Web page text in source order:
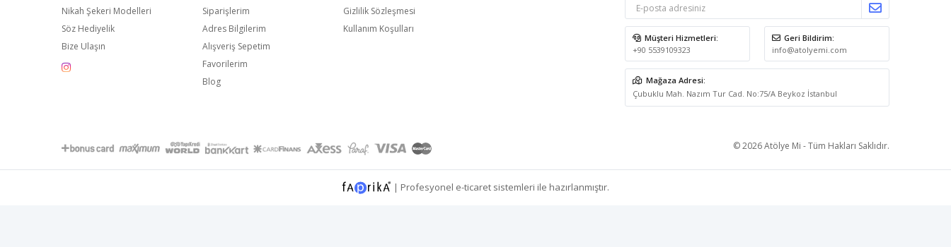
Nikah Şekeri Modelleri
Söz Hediyelik
Bize Ulaşın
Siparişlerim
Adres Bilgilerim
Alışveriş Sepetim
Favorilerim
Blog
Gizlilik Sözleşmesi
Kullanım Koşulları
Müşteri Hizmetleri:
+90 5539109323
Geri Bildirim:
info@atolyemi.com
Mağaza Adresi:
Çubuklu Mah. Nazım Tur Cad. No:75/A Beykoz İstanbul
© 2026 Atölye Mi - Tüm Hakları Saklıdır.
| Profesyonel e-ticaret sistemleri ile hazırlanmıştır.